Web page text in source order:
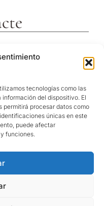
tecnologías como las
del dispositivo. El
permitirá procesar datos como
únicas en este
puede afectar
funciones.
de privacitat